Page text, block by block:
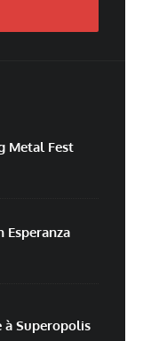
le navigateur pour
Metal Fest
Esperanza
à Superopolis